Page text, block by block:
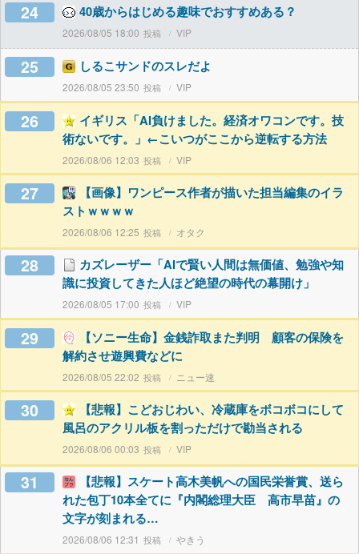
24 40歳からはじめる趣味でおすすめある？
2026/08/05 18:00 VIP
25 しるこサンドのスレだよ
2026/08/05 23:50 VIP
26
イギリス「AI負けました。経済オワコンです。技
術ないです。」←こいつがここから逆転する方法
2026/08/06 12:03 VIP
27
【画像】ワンピース作者が描いた担当編集のイラ
ストｗｗｗｗ
2026/08/06 12:25 オタク
28
カズレーザー「AIで賢い人間は無価値、勉強や知
識に投資してきた人ほど絶望の時代の幕開け」
2026/08/05 17:00 VIP
29
【ソニー生命】金銭詐取また判明 顧客の保険を
解約させ遊興費などに
2026/08/05 22:02 ニュー速
30
【悲報】こどおじわい、冷蔵庫をボコボコにして
風呂のアクリル板を割っただけで勘当される
2026/08/06 00:03 VIP
31
【悲報】スケート高木美帆への国民栄誉賞、送ら
れた包丁10本全てに『内閣総理大臣 高市早苗』の
文字が刻まれる…
2026/08/06 12:31 やきう